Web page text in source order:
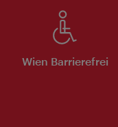
Wien Barrierefrei